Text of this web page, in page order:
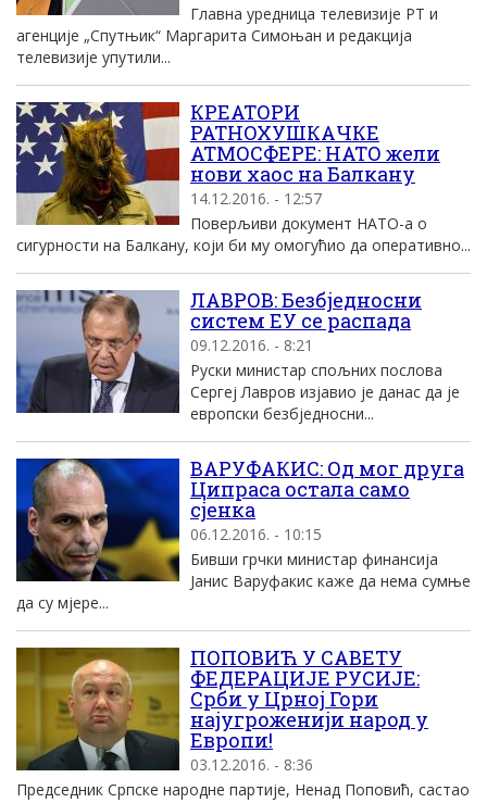
Главна уредница телевизије РТ и
агенције „Спутњик“ Маргарита Симоњан и редакција
телевизије упутили...
КРЕАТОРИ
РАТНОХУШКАЧКЕ
АТМОСФЕРЕ: НАТО жели
нови хаос на Балкану
14.12.2016. - 12:57
Поверљиви документ НАТО-а о
сигурности на Балкану, који би му омогућио да оперативно...
ЛАВРОВ: Безбједносни
систем ЕУ се распада
09.12.2016. - 8:21
Руски министар спољних послова
Сергеј Лавров изјавио је данас да је
европски безбједносни...
ВАРУФАКИС: Од мог друга
Ципраса остала само
сјенка
06.12.2016. - 10:15
Бивши грчки министар финансија
Јанис Варуфакис каже да нема сумње
да су мјере...
ПОПОВИЋ У САВЕТУ
ФЕДЕРАЦИЈЕ РУСИЈЕ:
Срби у Црној Гори
најугроженији народ у
Европи!
03.12.2016. - 8:36
Председник Српске народне партије, Ненад Поповић, састао